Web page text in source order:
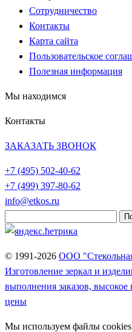
Сотрудничество
Контакты
Карта сайта
Пользовательское
Полезная информация
Мы находимся
Контакты
ЗАКАЗАТЬ ЗВОНОК
+7 (495) 502-40-62
+7 (499) 397-80-62
info@etkos.ru
© 1991-2026 ООО
Изготовление зеркал и
выполнения заказов,
цены
Мы используем файлы